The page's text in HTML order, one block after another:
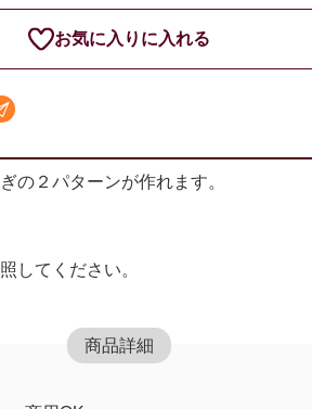
お気に入りに入れる
の２パターンが作れます。
してください。
商品詳細